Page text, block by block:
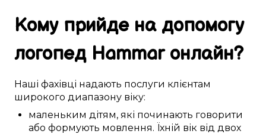
Кому прийде на допомогу
логопед Hammar онлайн?
Наші фахівці надають послуги клієнтам
широкого диапазону віку:
маленьким дітям, які починають говорити
або формують мовлення. Їхній вік від двох